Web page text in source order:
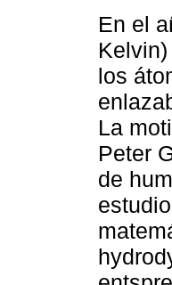
En el
los
La
Peter
de